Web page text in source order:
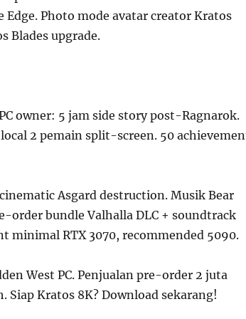
Edge. Photo mode avatar creator Kratos
Blades upgrade.
owner: 5 jam side story post-Ragnarok.
2 pemain split-screen. 50
Asgard destruction. Musik Bear
order bundle Valhalla DLC + soundtrack
minimal RTX 3070, recommended 5090.
West PC. Penjualan pre-order 2 juta
Siap Kratos 8K? Download sekarang!